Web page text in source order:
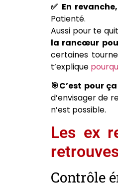
✅ En
Patienté.
Aussi pour te
la rancœur
certaines
t’explique
🎯C’est pour
d’envisager de
n’est possible.
Les ex
Contrôle